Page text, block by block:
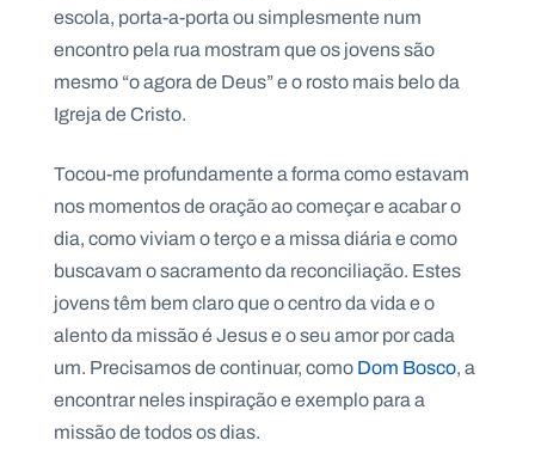
escola, porta-a-porta ou simplesmente num
encontro pela rua mostram que os jovens são
mesmo “o agora de Deus” e o rosto mais belo da
Igreja de Cristo.
Tocou-me profundamente a forma como estavam
nos momentos de oração ao começar e acabar o
dia, como viviam o terço e a missa diária e como
buscavam o sacramento da reconciliação. Estes
jovens têm bem claro que o centro da vida e o
alento da missão é Jesus e o seu amor por cada
um. Precisamos de continuar, comoDom Bosco, a
encontrar neles inspiração e exemplo para a
missão de todos os dias.
A
g
n
C
o
t
t
s
N
e
s
l
e
tt
r